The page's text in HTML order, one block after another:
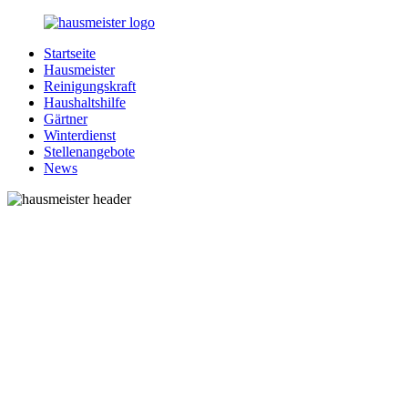
Zurück
Inhalt
Hausmeister.de
Alles
rund
Ihren
Haushalt
Startseite
Hausmeister
Reinigungskraft
Haushaltshilfe
Gärtner
Winterdienst
Stellenangebote
News